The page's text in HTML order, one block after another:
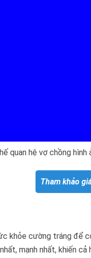
quan hệ vợ chồng hình
Tham khảo
khỏe cường tráng để
mạnh nhất, khiến